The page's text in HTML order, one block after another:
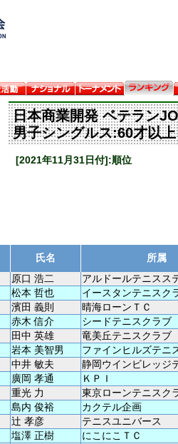
日本商業開発 ベテラン
男子シングルス:60才以上
[2021年11月31日付]:順位
氏名
所属
原口 浩二
アルドールテニスス
松本 哲也
イースタンテニスク
濱田 義則
晴海ローンＴＣ
赤木 信介
シードテニスクラブ
田中 英雄
竜美丘テニスクラブ
岩本 美智男
ファインヒルズテニ
中井 敏夫
静岡ウインビレッジ
廣岡 孝通
ＫＰＩ
重光 力
東京ローンテニスク
島内 俊裕
カクテル企画
辻 孝彦
テニスユニバース
塩澤 正樹
にこにこＴＣ